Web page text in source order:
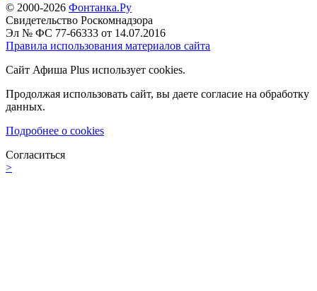
© 2000-2026 Фонтанка.Ру
Свидетельство Роскомнадзора
Эл № ФС 77-66333 от 14.07.2016
Правила использования материалов сайта
Сайт Афиша Plus использует cookies.
Продолжая использовать сайт, вы даете согласие на обработку
данных.
Подробнее о cookies
Согласиться
>